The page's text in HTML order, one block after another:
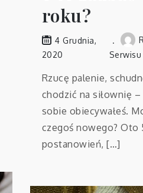
roku?
4 Grudnia,
2020
Serwisu
Rzucę palenie,
chodzić na siłownię
sobie obiecywałeś.
czegoś nowego? Oto
postanowień, […]